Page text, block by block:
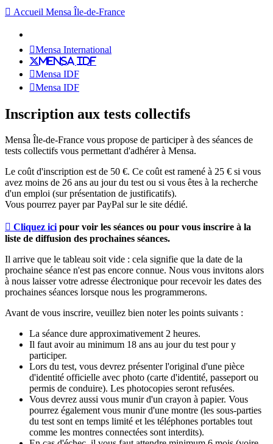
Accueil Mensa Île-de-France
Mensa International
Mensa IDF
Mensa IDF
Mensa IDF
Inscription aux tests collectifs
Mensa Île-de-France vous propose de participer à des séances de
tests collectifs vous permettant d'adhérer à Mensa.
Le coût d'inscription est de 50 €. Ce coût est ramené à 25 € si vous
avez moins de 26 ans au jour du test ou si vous êtes à la recherche
d'un emploi (sur présentation de justificatifs).
Vous pourrez payer par PayPal sur le site dédié.
Cliquez ici pour voir les séances ou pour vous inscrire à la
liste de diffusion des prochaines séances.
Il arrive que le tableau soit vide : cela signifie que la date de la
prochaine séance n'est pas encore connue. Nous vous invitons alors
à nous laisser votre adresse électronique pour recevoir les dates des
prochaines séances lorsque nous les programmerons.
Avant de vous inscrire, veuillez bien noter les points suivants :
La séance dure approximativement 2 heures.
Il faut avoir au minimum 18 ans au jour du test pour y
participer.
Lors du test, vous devrez présenter l'original d'une pièce
d'identité officielle avec photo (carte d'identité, passeport ou
permis de conduire). Les photocopies seront refusées.
Vous devrez aussi vous munir d'un crayon à papier. Vous
pourrez également vous munir d'une montre (les sous-parties
du test sont en temps limité et les téléphones portables tout
comme les montres connectées sont interdits).